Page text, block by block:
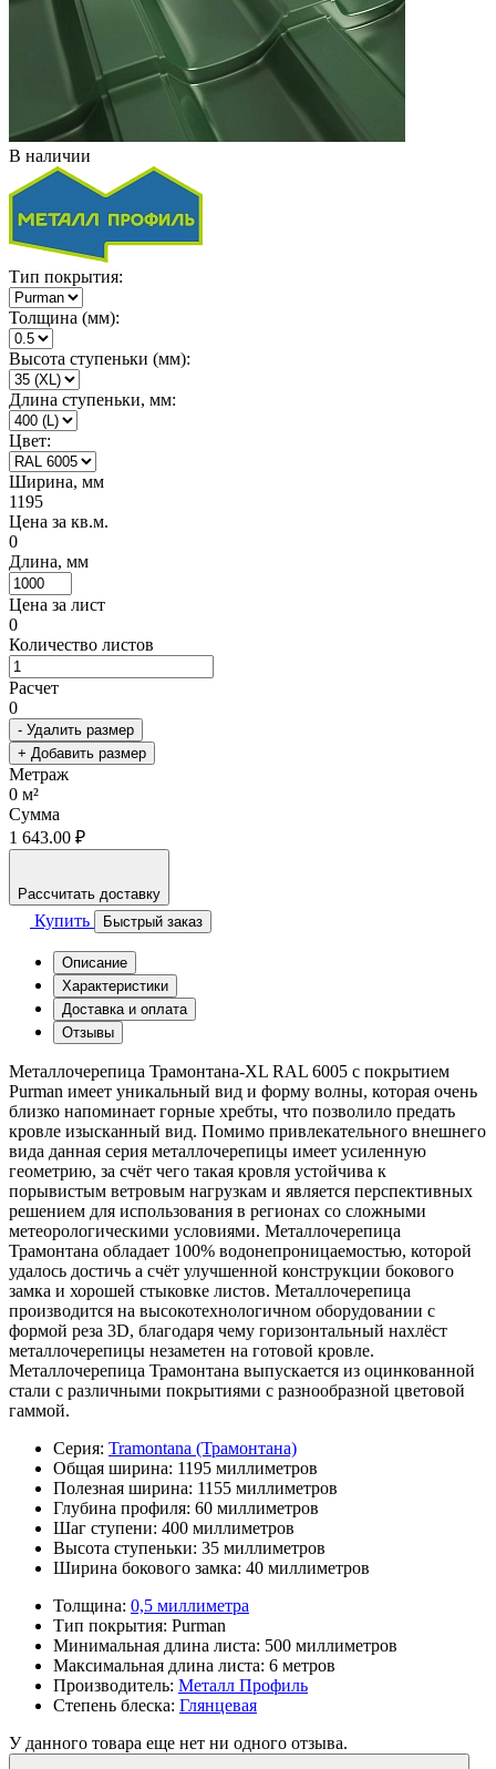
В наличии
Тип покрытия:
Толщина (мм):
Высота ступеньки (мм):
Длина ступеньки, мм:
Цвет:
Ширина, мм
1195
Цена за кв.м.
0
Длина, мм
Цена за лист
0
Количество листов
Расчет
0
- Удалить размер
+ Добавить размер
Метраж
0 м²
Сумма
1 643.00 ₽
Рассчитать доставку
Купить Быстрый заказ
Описание
Характеристики
Доставка и оплата
Отзывы
Металлочерепица Трамонтана-XL RAL 6005 с покрытием
Purman имеет уникальный вид и форму волны, которая очень
близко напоминает горные хребты, что позволило предать
кровле изысканный вид. Помимо привлекательного внешнего
вида данная серия металлочерепицы имеет усиленную
геометрию, за счёт чего такая кровля устойчива к
порывистым ветровым нагрузкам и является перспективных
решением для использования в регионах со сложными
метеорологическими условиями. Металлочерепица
Трамонтана обладает 100% водонепроницаемостью, которой
удалось достичь а счёт улучшенной конструкции бокового
замка и хорошей стыковке листов. Металлочерепица
производится на высокотехнологичном оборудовании с
формой реза 3D, благодаря чему горизонтальный нахлёст
металлочерепицы незаметен на готовой кровле.
Металлочерепица Трамонтана выпускается из оцинкованной
стали с различными покрытиями с разнообразной цветовой
гаммой.
Серия: Tramontana (Трамонтана)
Общая ширина: 1195 миллиметров
Полезная ширина: 1155 миллиметров
Глубина профиля: 60 миллиметров
Шаг ступени: 400 миллиметров
Высота ступеньки: 35 миллиметров
Ширина бокового замка: 40 миллиметров
Толщина: 0,5 миллиметра
Тип покрытия: Purman
Минимальная длина листа: 500 миллиметров
Максимальная длина листа: 6 метров
Производитель: Металл Профиль
Степень блеска: Глянцевая
У данного товара еще нет ни одного отзыва.